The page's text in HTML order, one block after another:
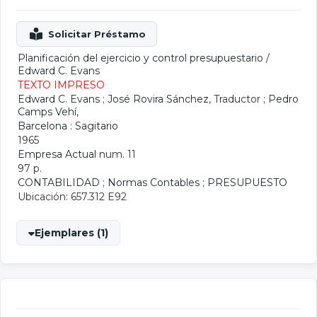
Planificación del ejercicio y control presupuestario /
Edward C. Evans
TEXTO IMPRESO
Edward C. Evans ; José Rovira Sánchez, Traductor ; Pedro
Camps Vehí,
Barcelona : Sagitario
1965
Empresa Actual num. 11
97 p.
CONTABILIDAD ; Normas Contables ; PRESUPUESTO
Ubicación: 657.312 E92
Ejemplares (1)